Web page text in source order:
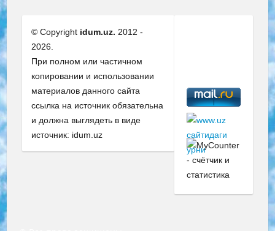
© Copyright idum.uz. 2012 -
2026.
При полном или частичном
копировании и использовании
материалов данного сайта
ссылка на источник обязательна
и должна выглядеть в виде
источник: idum.uz